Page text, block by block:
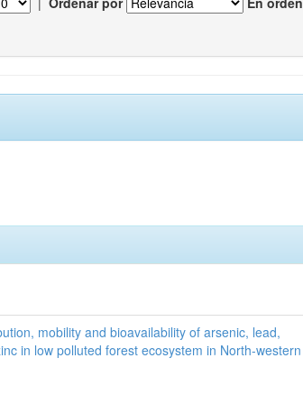
mobility and bioavailability of arsenic, lead,
in low polluted forest ecosystem in North-western